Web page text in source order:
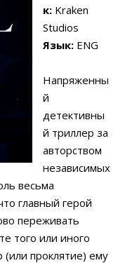
к: Kraken
Studios
Язык: ENG
Напряженны
й
детективны
й триллер за
авторством
независимых
весьма
главный герой
переживать
того или иного
проклятие) ему